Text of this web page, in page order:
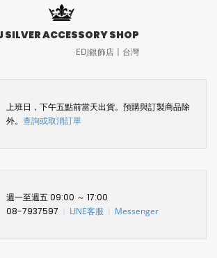
SILVER ACCESSORY SHOP
EDJ銀飾店〡台灣
上班日，下午五點前當天出貨。預購與訂製商品除
外。 查詢或取消訂單
週一至週五 09:00 ～ 17:00
08-7937597
LINE客服 Messenger